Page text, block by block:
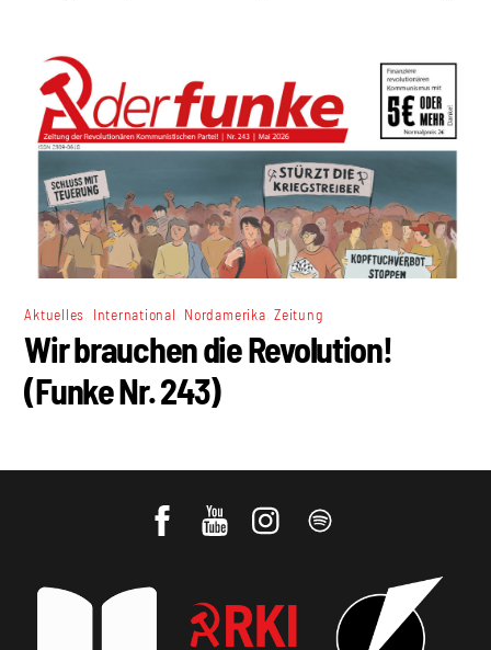
Aktuelles International Nordamerika ,Zeitung
Wir brauchen die Revolution!
(Funke Nr. 243)